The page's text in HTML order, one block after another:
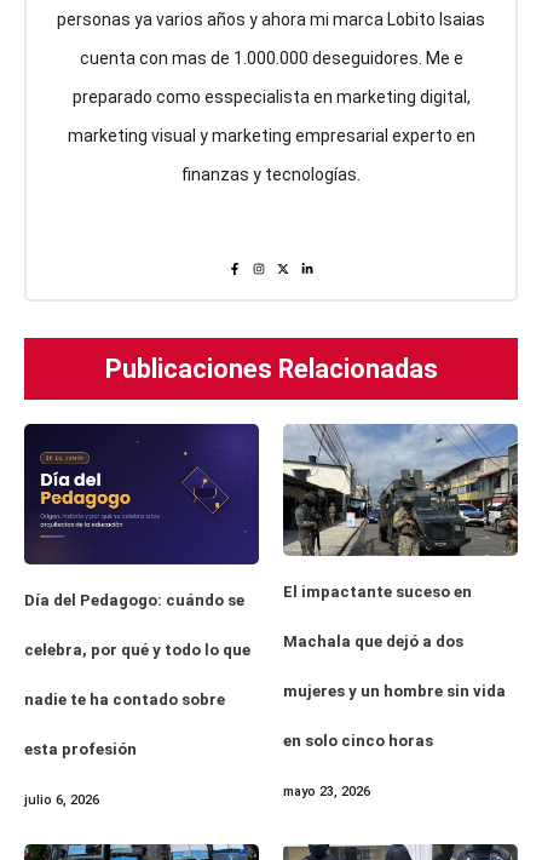
personas ya varios años y ahora mi marca Lobito Isaias
cuenta con mas de 1.000.000 deseguidores. Me e
preparado como esspecialista en marketing digital,
marketing visual y marketing empresarial experto en
finanzas y tecnologías.
Publicaciones Relacionadas
Día del Pedagogo: cuándo se
celebra, por qué y todo lo que
nadie te ha contado sobre
esta profesión
julio 6, 2026
El impactante suceso en
Machala que dejó a dos
mujeres y un hombre sin vida
en solo cinco horas
mayo 23, 2026